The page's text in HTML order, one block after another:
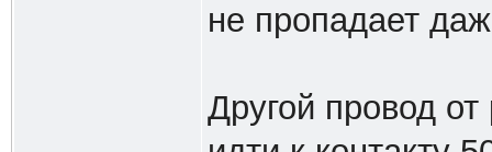
не пропадает
Другой провод